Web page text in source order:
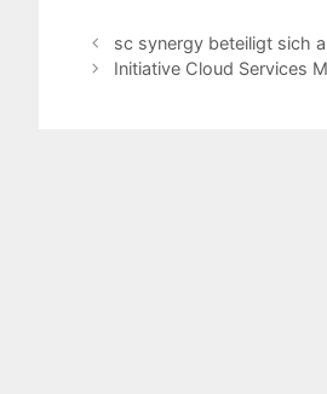
sc synergy beteiligt sich
Initiative Cloud Services